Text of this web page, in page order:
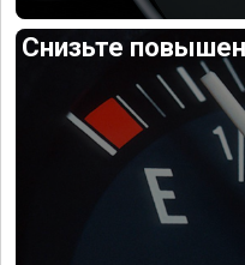
Снизьте